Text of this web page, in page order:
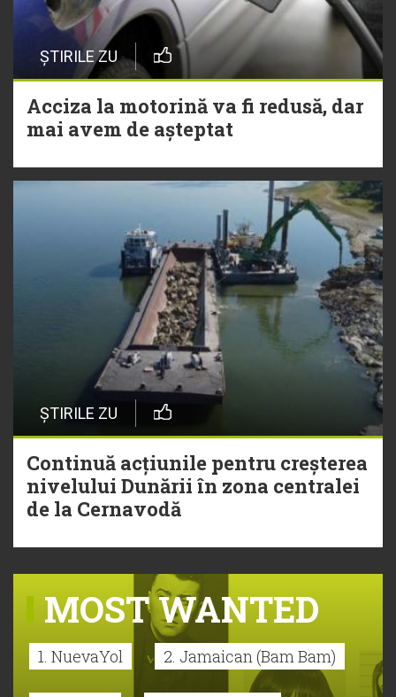
ȘTIRILE ZU
Acciza la motorină va fi redusă, dar
mai avem de așteptat
ȘTIRILE ZU
Continuă acțiunile pentru creșterea
nivelului Dunării în zona centralei
de la Cernavodă
MOST WANTED
1. NuevaYol 2. Jamaican (Bam Bam)